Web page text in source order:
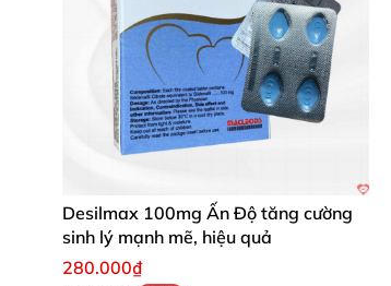
Desilmax 100mg Ấn Độ tăng cường
sinh lý mạnh mẽ, hiệu quả
280.000₫